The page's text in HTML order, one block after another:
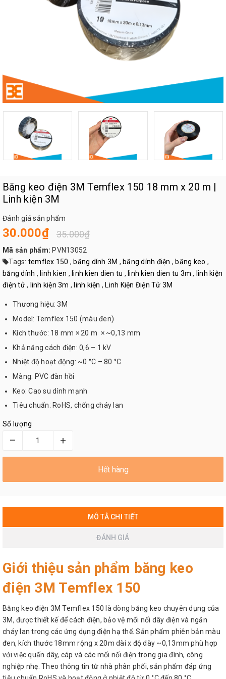
Băng keo điện 3M Temflex 150 18 mm x 20 m |
Linh kiện 3M
Đánh giá sản phẩm
30.000₫ 35.000₫
Mã sản phẩm: PVN13052
Tags: temflex 150 , băng dính 3M , băng dính điện , băng keo ,
băng dính , linh kien , linh kien dien tu , linh kien dien tu 3m , linh kiện
điện tử , linh kiện 3m , linh kiện , Linh Kiện Điện Tử 3M
Thương hiệu: 3M
Model: Temflex 150 (màu đen)
Kích thước: 18 mm × 20 m × ~0,13 mm
Khả năng cách điện: 0,6 – 1 kV
Nhiệt độ hoạt động: ~0 °C – 80 °C
Màng: PVC đàn hồi
Keo: Cao su dính mạnh
Tiêu chuẩn: RoHS, chống cháy lan
Số lượng
– +
Hết hàng
MÔ TẢ CHI TIẾT
ĐÁNH GIÁ
Giới thiệu sản phẩm băng keo
điện 3M Temflex 150
Băng keo điện 3M Temflex 150 là dòng băng keo chuyên dụng của
3M, được thiết kế để cách điện, bảo vệ mối nối dây điện và ngăn
cháy lan trong các ứng dụng điện hạ thế. Sản phẩm phiên bản màu
đen, kích thước 18mm rộng x 20m dài x độ dày ~0,13mm phù hợp
với việc quấn dây, cáp và các mối nối điện trong gia đình, công
nghiệp nhẹ. Theo thông tin từ nhà phân phối, sản phẩm đáp ứng